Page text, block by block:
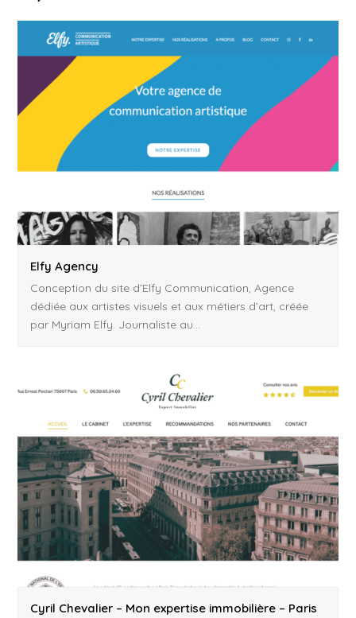
Elfy Agency
Conception du site d’Elfy Communication, Agence
dédiée aux artistes visuels et aux métiers d’art, créée
par Myriam Elfy. Journaliste au…
Cyril Chevalier – Mon expertise immobilière – Paris